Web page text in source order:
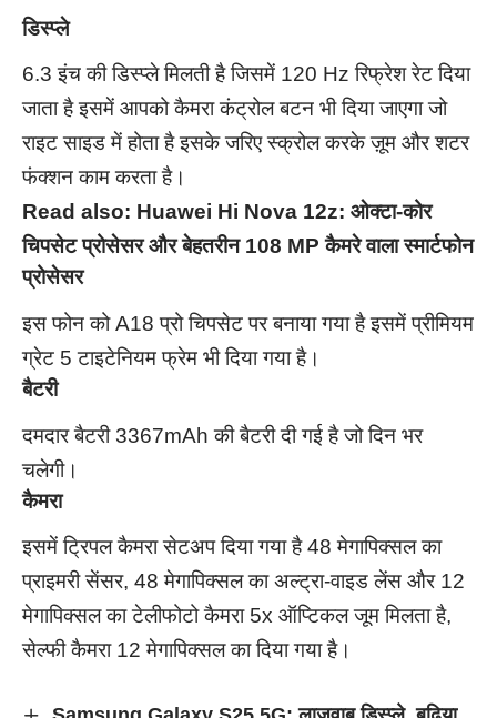
डिस्प्ले
6.3 इंच की डिस्प्ले मिलती है जिसमें 120 Hz रिफ्रेश रेट दिया
जाता है इसमें आपको कैमरा कंट्रोल बटन भी दिया जाएगा जो
राइट साइड में होता है इसके जरिए स्क्रोल करके ज़ूम और शटर
फंक्शन काम करता है।
Read also: Huawei Hi Nova 12z: ओक्टा-कोर
चिपसेट प्रोसेसर और बेहतरीन 108 MP कैमरे वाला स्मार्टफोन
प्रोसेसर
इस फोन को A18 प्रो चिपसेट पर बनाया गया है इसमें प्रीमियम
ग्रेट 5 टाइटेनियम फ्रेम भी दिया गया है।
बैटरी
दमदार बैटरी 3367mAh की बैटरी दी गई है जो दिन भर
चलेगी।
कैमरा
इसमें ट्रिपल कैमरा सेटअप दिया गया है 48 मेगापिक्सल का
प्राइमरी सेंसर, 48 मेगापिक्सल का अल्ट्रा-वाइड लेंस और 12
मेगापिक्सल का टेलीफोटो कैमरा 5x ऑप्टिकल जूम मिलता है,
सेल्फी कैमरा 12 मेगापिक्सल का दिया गया है।